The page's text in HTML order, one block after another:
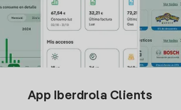
App Iberdrola Clients